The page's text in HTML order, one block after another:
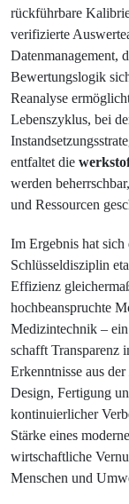
rückführbare
verifizierte
Datenmanagement,
Bewertungslogik
Reanalyse
Lebenszyklus, bei
entfaltet die
werden
und Ressourcen
Im Ergebnis hat sich
Schlüsseldisziplin
Effizienz
hochbeanspruchte
Medizintechnik –
schafft Transparenz
Erkenntnisse aus der
Design, Fertigung
kontinuierlicher
Stärke eines
wirtschaftliche
Menschen und